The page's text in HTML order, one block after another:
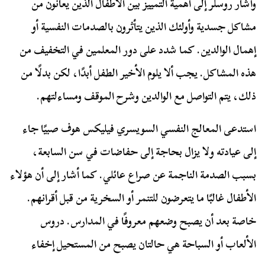
مشاكل جسدية وأولئك الذين يتأثرون بالصدمات النفسية أو
إهمال الوالدين. كما شدد على دور المعلمين في التخفيف من
هذه المشاكل. يجب ألا يلوم الأخير الطفل أبدًا، لكن بدلًا من
ذلك، يتم التواصل مع الوالدين وشرح الموقف ومساءلتهم.
استدعى المعالج النفسي السويسري فيليكس هوف صبيًا جاء
إلى عيادته ولا يزال بحاجة إلى حفاضات في سن السابعة،
بسبب الصدمة الناجمة عن صراع عائلي. كما أشار إلى أن هؤلاء
الأطفال غالبًا ما يتعرضون للتنمر أو السخرية من قبل أقرانهم.
خاصة بعد أن يصبح وضعهم معروفًا في المدارس. دروس
الألعاب أو السباحة هي حالتان يصبح من المستحيل إخفاء